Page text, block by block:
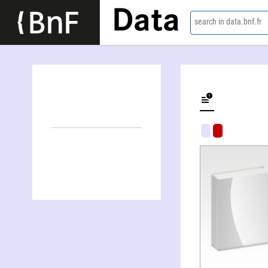
Data search in data.bnf.fr